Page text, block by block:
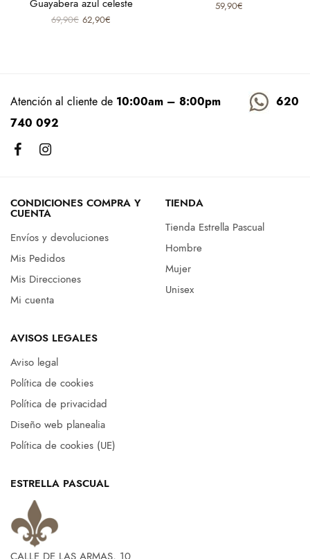
Guayabera azul celeste
69,90€ El
precio
62,90€
59,90€
Atención al cliente de 10:00am – 8:00pm
620
740 092
CONDICIONES COMPRA Y
CUENTA
Envíos y devoluciones
Mis Pedidos
Mis Direcciones
Mi cuenta
TIENDA
Tienda Estrella Pascual
Hombre
Mujer
Unisex
AVISOS LEGALES
Aviso legal
Política de cookies
Política de privacidad
Diseño web planealia
Política de cookies (UE)
ESTRELLA PASCUAL